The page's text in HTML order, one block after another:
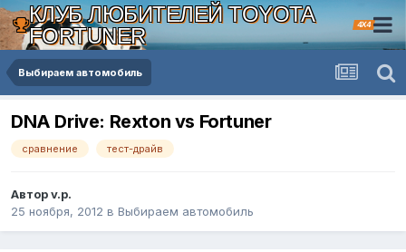
КЛУБ ЛЮБИТЕЛЕЙ TOYOTA
FORTUNER
4X4
Выбираем автомобиль
DNA Drive: Rexton vs Fortuner
сравнение тест-драйв
Автор v.p.
25 ноября, 2012 в Выбираем автомобиль